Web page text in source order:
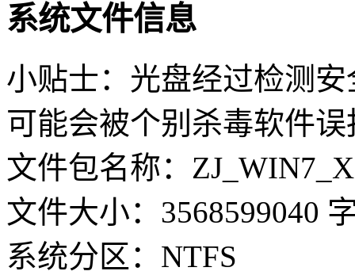
系统文件信息
小贴士：光盘经过检测
可能会被个别杀毒软件
文件包名称：
文件大小：3568599040
系统分区：NTFS